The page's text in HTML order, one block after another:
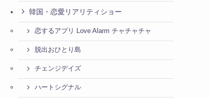
韓国・恋愛リアリティショー
恋するアプリ Love Alarm チャチャチャ
脱出おひとり島
チェンジデイズ
ハートシグナル